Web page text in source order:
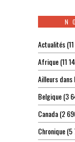
Actualités
Afrique(11
Ailleurs dans
Belgique(3
Canada(2
Chronique(5